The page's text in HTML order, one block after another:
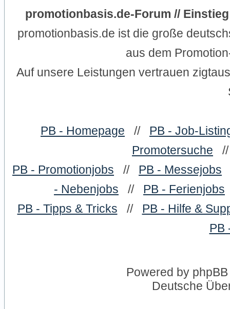
promotionbasis.de-Forum //
promotionbasis.de ist die große
aus dem
Auf unsere Leistungen vertrauen
PB - Homepage // PB - Job-
Promotersuche
PB - Promotionjobs // PB - Messejobs
- Nebenjobs // PB - Ferienjobs
PB - Tipps & Tricks // PB - Hilfe &
PB
Powered by phpBB
Deutsche